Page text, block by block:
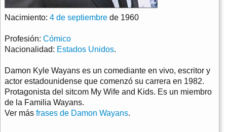
Nacimiento: 4 de septiembre de 1960
Profesión: Cómico
Nacionalidad: Estados Unidos.
Damon Kyle Wayans es un comediante en vivo, escritor y
actor estadounidense que comenzó su carrera en 1982.
Protagonista del sitcom My Wife and Kids. Es un miembro
de la Familia Wayans.
Ver más frases de Damon Wayans.